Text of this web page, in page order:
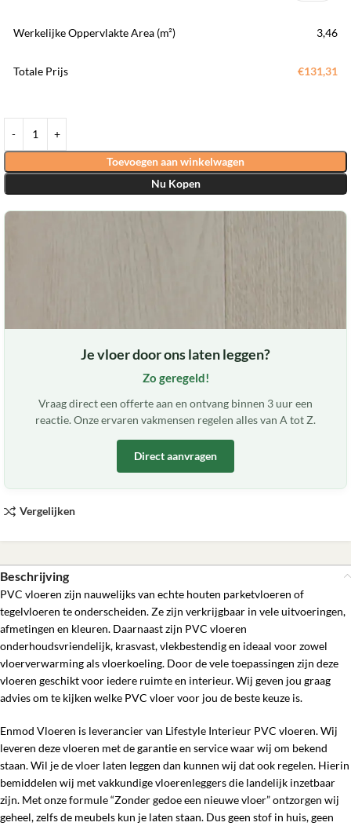
Werkelijke Oppervlakte Area (m²) 3,46
Totale Prijs €131,31
Toevoegen aan winkelwagen
Nu Kopen
Je vloer door ons laten leggen?
Zo geregeld!
Vraag direct een offerte aan en ontvang binnen 3 uur een
reactie. Onze ervaren vakmensen regelen alles van A tot Z.
Direct aanvragen
Vergelijken
Beschrijving
PVC vloeren zijn nauwelijks van echte houten parketvloeren of
tegelvloeren te onderscheiden. Ze zijn verkrijgbaar in vele uitvoeringen,
afmetingen en kleuren. Daarnaast zijn PVC vloeren
onderhoudsvriendelijk, krasvast, vlekbestendig en ideaal voor zowel
vloerverwarming als vloerkoeling. Door de vele toepassingen zijn deze
vloeren geschikt voor iedere ruimte en interieur. Wij geven jou graag
advies om te kijken welke PVC vloer voor jou de beste keuze is.
Enmod Vloeren is leverancier van Lifestyle Interieur PVC vloeren. Wij
leveren deze vloeren met de garantie en service waar wij om bekend
staan. Wil je de vloer laten leggen dan kunnen wij dat ook regelen. Hierin
bemiddelen wij met vakkundige vloerenleggers die landelijk inzetbaar
zijn. Met onze formule “Zonder gedoe een nieuwe vloer” ontzorgen wij
geheel, zelfs de meubels kun je laten staan. Dus geen stof in huis, geen